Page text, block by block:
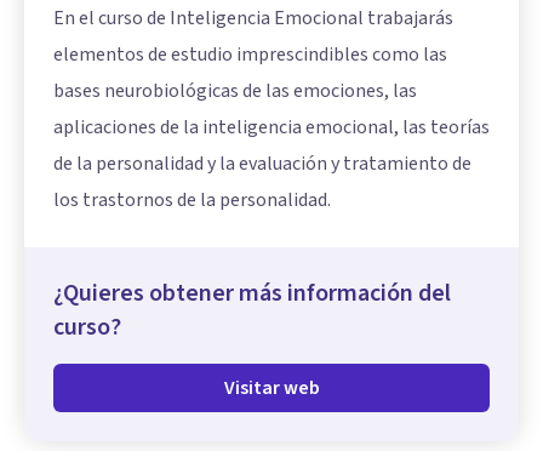
En el curso de Inteligencia Emocional trabajarás
elementos de estudio imprescindibles como las
bases neurobiológicas de las emociones, las
aplicaciones de la inteligencia emocional, las teorías
de la personalidad y la evaluación y tratamiento de
los trastornos de la personalidad.
¿Quieres obtener más información del
curso?
Visitar web